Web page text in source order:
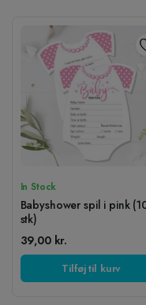
In Stock
Babyshower spil i pink
stk)
39,00 kr.
Tilføj til kurv